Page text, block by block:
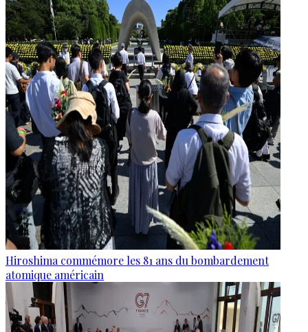
Hiroshima commémore les 81 ans du bombardement
atomique américain